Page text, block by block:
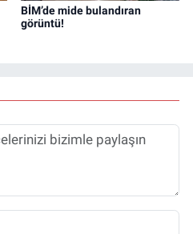
BİM’de mide bulandıran
görüntü!